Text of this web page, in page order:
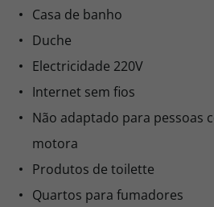
Casa de banho
Duche
Electricidade 220V
Internet sem fios
Não adaptado para pessoas
motora
Produtos de toilette
Quartos para fumadores